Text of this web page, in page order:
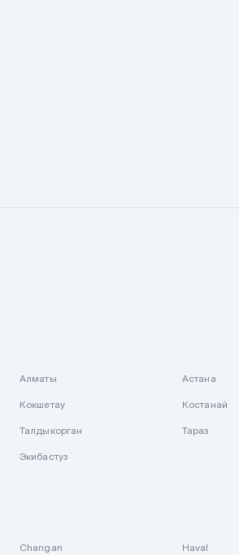
Алматы Астана
Кокшетау Костанай
Талдыкорган Тараз
Экибастуз
Changan Haval